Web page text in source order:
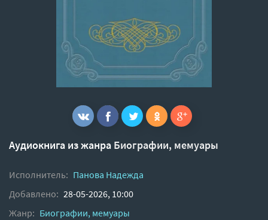
Аудиокнига из жанра Биографии, мемуары
Исполнитель: Панова Надежда
Добавлено: 28-05-2026, 10:00
Жанр: Биографии, мемуары